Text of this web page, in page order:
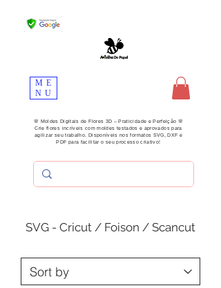
ME
NU
🌸 Moldes Digitais de Flores 3D – Praticidade e Perfeição 🌸
Crie flores incríveis com moldes testados e aprovados para
agilizar seu trabalho. Disponíveis nos formatos SVG, DXF e
PDF para facilitar o seu processo criativo!
SVG - Cricut / Foison / Scancut